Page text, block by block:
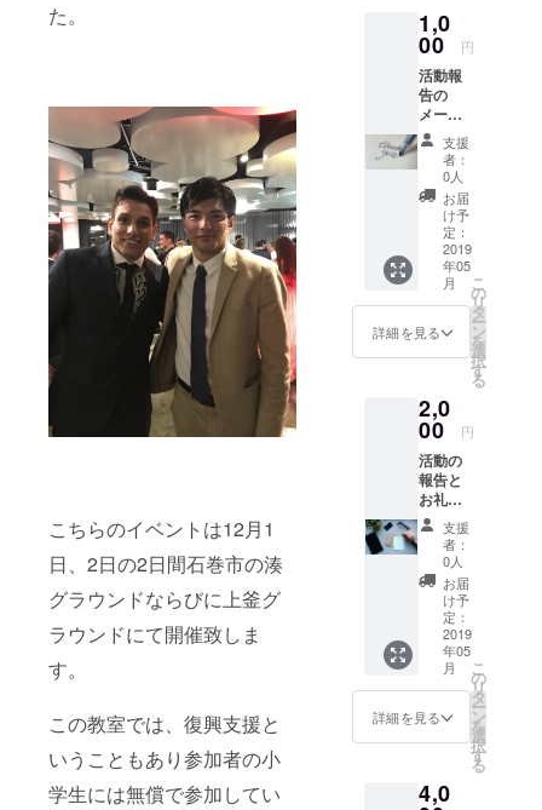
た。
こちらのイベントは12月1
日、2日の2日間石巻市の湊
グラウンドならびに上釜グ
ラウンドにて開催致しま
す。
この教室では、復興支援と
いうこともあり参加者の小
学生には無償で参加してい
カでの日本
人選手とし
てのパイオ
ニアになる
ことを目指
し日々奮闘
していま
1,0
00 円
活動報
告の
メール
を送ら
させて
いただ
きま
す。
支援
者：
0人
お届
け予
定：
2019
年05
月
詳細を見る
こ
の
リ
タ
ー
ン
を
選
択
す
る
2,0
00 円
活動の
報告と
お礼の
手紙。
メディ
アに取
り上げ
ていた
だいた
分の記
事の
URL
や、お
礼の手
紙を送
らせて
きま
支援
者：
0人
お届
け予
定：
2019
年05
月
詳細を見る
こ
の
リ
タ
ー
ン
を
選
択
す
る
4,0